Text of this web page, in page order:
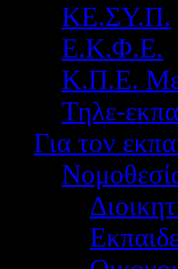
ΚΕ.ΣΥ.Π.
Ε.Κ.Φ.Ε.
Κ.Π.Ε.
Τηλε-
Για τον